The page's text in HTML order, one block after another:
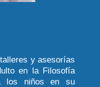
y asesorías
en la Filosofía
los niños en su